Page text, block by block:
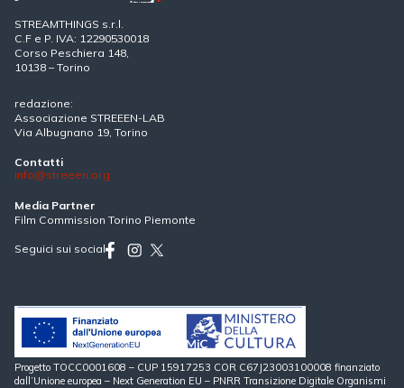
STREAMTHINGS s.r.l.
C.F e P. IVA: 12290530018
Corso Peschiera 148,
10138 – Torino
redazione:
Associazione STREEEN-LAB
Via Albugnano 19, Torino
Contatti
info@streeen.org
Media Partner
Film Commission Torino Piemonte
Seguici sui social
Progetto TOCC0001608 – CUP 15917253 COR C67J23003100008 finanziato
dall’Unione europea – Next Generation EU – PNRR Transizione Digitale Organismi